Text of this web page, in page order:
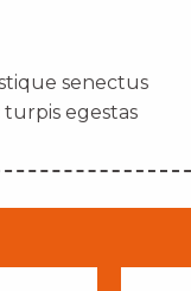
senectus
egestas